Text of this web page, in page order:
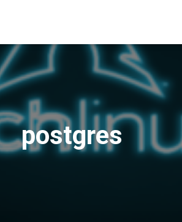
postgres